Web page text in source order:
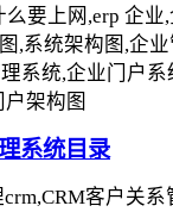
要上网,erp 企业
,系统架构图,企
系统,企业门户系
架构图
系统目录
客户关